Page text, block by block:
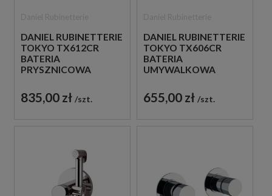
DANIEL RUBINETTERIE
TOKYO TX612CR
BATERIA
PRYSZNICOWA
JEDNOUCHWYTOWA
CHROM
835,00 zł szt.
DANIEL RUBINETTERIE
TOKYO TX606CR
BATERIA
UMYWALKOWA
JEDNOUCHWYTOWA
CHROM
655,00 zł szt.